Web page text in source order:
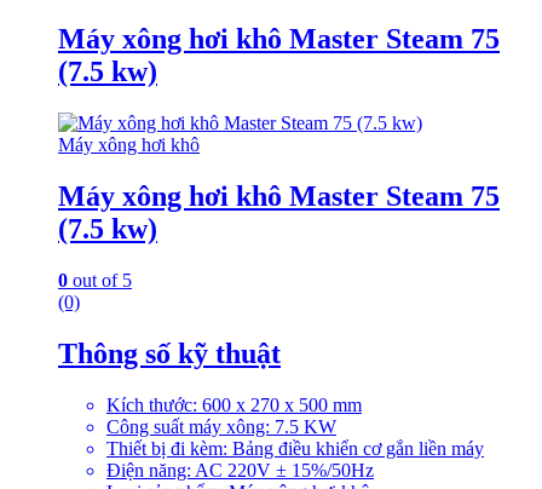
Máy xông hơi khô Master Steam 75
(7.5 kw)
Máy xông hơi khô
Máy xông hơi khô Master Steam 75
(7.5 kw)
0 out of 5
(0)
Thông số kỹ thuật
Kích thước: 600 x 270 x 500 mm
Công suất máy xông: 7.5 KW
Thiết bị đi kèm: Bảng điều khiển cơ gắn liền máy
Điện năng: AC 220V ± 15%/50Hz